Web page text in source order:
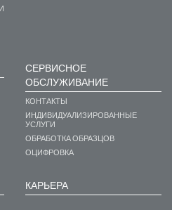
СЕРВИСНОЕ
ОБСЛУЖИВАНИЕ
КОНТАКТЫ
ИНДИВИДУАЛИЗИРОВАННЫЕ
УСЛУГИ
ОБРАБОТКА ОБРАЗЦОВ
ОЦИФРОВКА
КАРЬЕРА